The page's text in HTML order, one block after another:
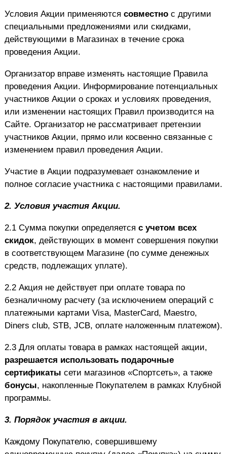
Условия Акции применяются совместно с другими
специальными предложениями или скидками,
действующими в Магазинах в течение срока
проведения Акции.
Организатор вправе изменять настоящие Правила
проведения Акции. Информирование потенциальных
участников Акции о сроках и условиях проведения,
или изменении настоящих Правил производится на
Сайте. Организатор не рассматривает претензии
участников Акции, прямо или косвенно связанные с
изменением правил проведения Акции.
Участие в Акции подразумевает ознакомление и
полное согласие участника с настоящими правилами.
2. Условия участия Акции.
2.1 Сумма покупки определяется с учетом всех
скидок, действующих в момент совершения покупки
в соответствующем Магазине (по сумме денежных
средств, подлежащих уплате).
2.2 Акция не действует при оплате товара по
безналичному расчету (за исключением операций с
платежными картами Visa, MasterCard, Maestro,
Diners club, STB, JCB, оплате наложенным платежом).
2.3 Для оплаты товара в рамках настоящей акции,
разрешается использовать подарочные
сертификаты сети магазинов «Спортсеть», а также
бонусы, накопленные Покупателем в рамках Клубной
программы.
3. Порядок участия в акции.
Каждому Покупателю, совершившему